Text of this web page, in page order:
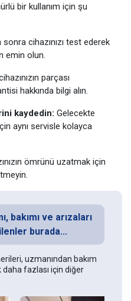
bir kullanım için şu
sonra cihazınızı test ederek
emin olun.
parçası
hakkında bilgi alın.
kaydedin: Gelecekte
aynı servisle kolayca
ömrünü uzatmak için
bakımı ve arızaları
burada...
uzmanından bakım
daha fazlası için diğer